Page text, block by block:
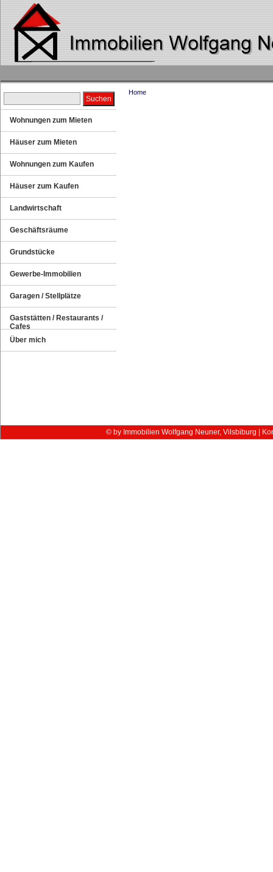
Wohnungen zum Mieten
Häuser zum Mieten
Wohnungen zum Kaufen
Häuser zum Kaufen
Landwirtschaft
Geschäftsräume
Grundstücke
Gewerbe-Immobilien
Garagen / Stellplätze
Gaststätten / Restaurants /
Cafes
Über mich
Home
© by Immobilien Wolfgang Neuner, Vilsbiburg |